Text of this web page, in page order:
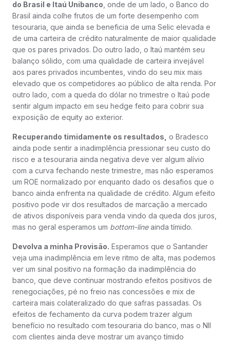
do Brasil e Itaú Unibanco , onde de um lado, o Banco do
Brasil ainda colhe frutos de um forte desempenho com
tesouraria, que ainda se beneficia de uma Selic elevada e
de uma carteira de crédito naturalmente de maior qualidade
que os pares privados. Do outro lado, o Itaú mantém seu
balanço sólido, com uma qualidade de carteira invejável
aos pares privados incumbentes, vindo do seu mix mais
elevado que os competidores ao público de alta renda. Por
outro lado, com a queda do dólar no trimestre o Itaú pode
sentir algum impacto em seu hedge feito para cobrir sua
exposição de equity ao exterior.
Recuperando timidamente os resultados, o Bradesco
ainda pode sentir a inadimplência pressionar seu custo do
risco e a tesouraria ainda negativa deve ver algum alívio
com a curva fechando neste trimestre, mas não esperamos
um ROE normalizado por enquanto dado os desafios que o
banco ainda enfrenta na qualidade de crédito. Algum efeito
positivo pode vir dos resultados de marcação a mercado
de ativos disponíveis para venda vindo da queda dos juros,
mas no geral esperamos um bottom-lineainda tímido.
Devolva a minha Provisão. Esperamos que o Santander
veja uma inadimplência em leve ritmo de alta, mas podemos
ver um sinal positivo na formação da inadimplência do
banco, que deve continuar mostrando efeitos positivos de
renegociações, pé no freio nas concessões e mix de
carteira mais colateralizado do que safras passadas. Os
efeitos de fechamento da curva podem trazer algum
benefício no resultado com tesouraria do banco, mas o NII
com clientes ainda deve mostrar um avanço tímido